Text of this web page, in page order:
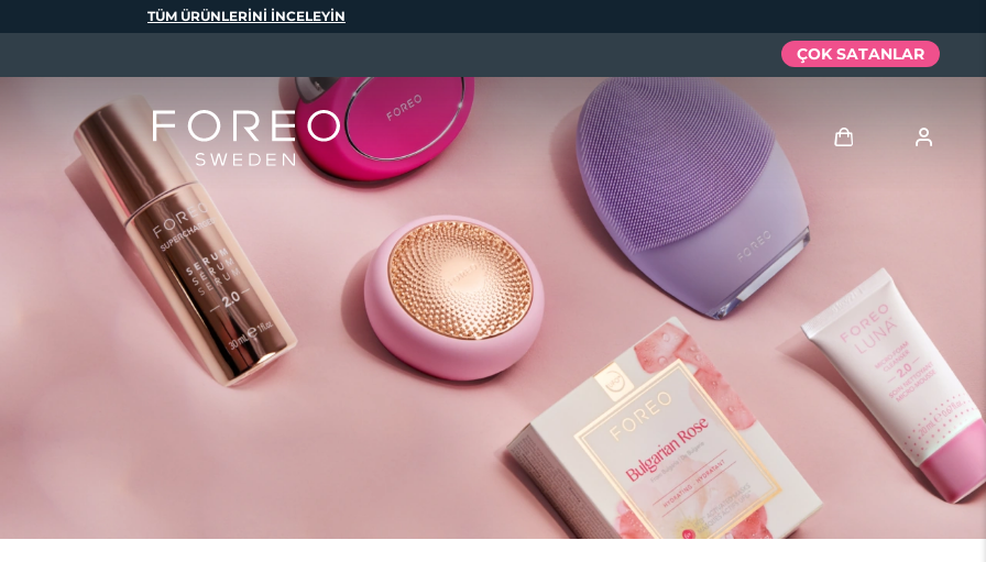
TÜM ÜRÜNLERINI INCELEYIN
ÇOK SATANLAR
Cihazlarım
Siparişlerim
Adresim
Aboneliklerim